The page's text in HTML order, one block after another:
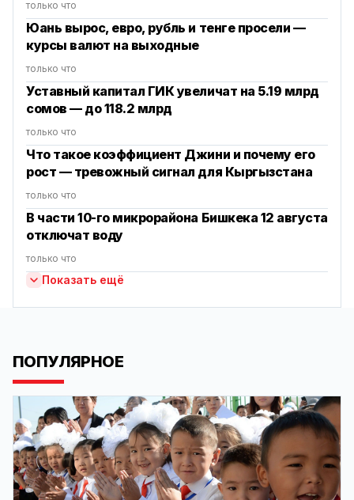
только что
Юань вырос, евро, рубль и тенге просели —
курсы валют на выходные
только что
Уставный капитал ГИК увеличат на 5.19 млрд
сомов — до 118.2 млрд
только что
Что такое коэффициент Джини и почему его
рост — тревожный сигнал для Кыргызстана
только что
В части 10-го микрорайона Бишкека 12 августа
отключат воду
только что
Показать ещё
ПОПУЛЯРНОЕ